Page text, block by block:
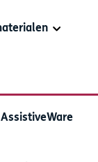
naar